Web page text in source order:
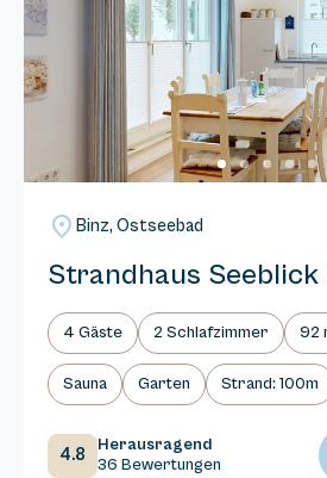
Binz, Ostseebad
Strandhaus Seeblick
4 Gäste 2 Schlafzimmer 92
Sauna Garten Strand: 100m
4.8
Herausragend
36 Bewertungen